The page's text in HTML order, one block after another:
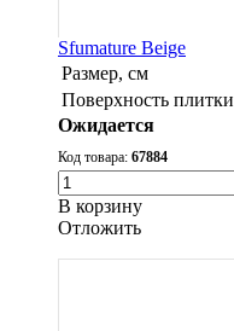
Sfumature Beige
Размер, см
Поверхность плитки
Ожидается
Код товара: 67884
В корзину
Oтложить